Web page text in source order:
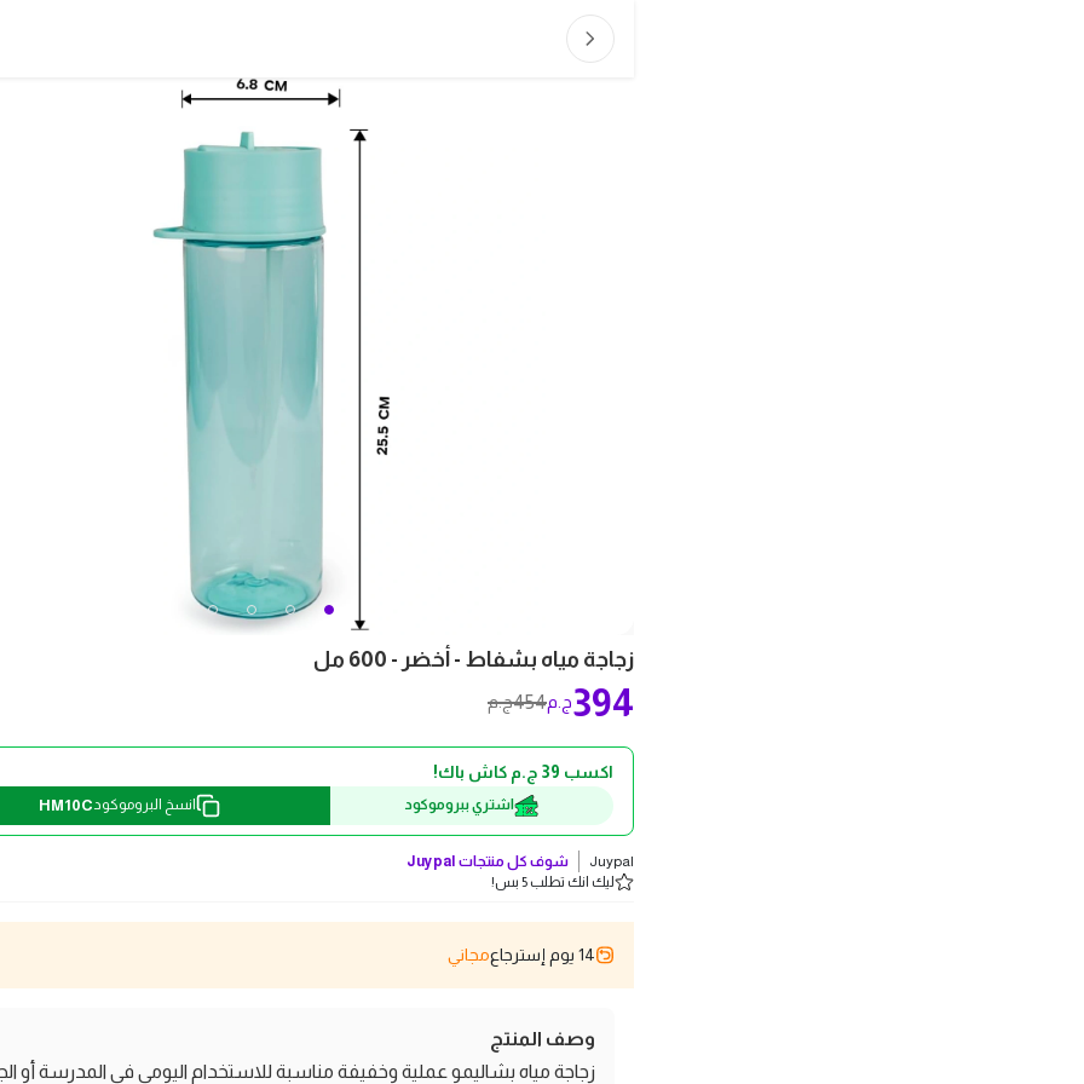
زجاجة مياه بشفاط - أخضر - 600 مل
454ج.م 394ج.م
اكسب 39 ج.م كاش باك!
اشتري ببروموكود انسخ البروموكودHM10C
Juypal شوف كل منتجات Juypal
ليك انك تطلب 5 بس!
14 يوم إسترجاع مجاني
وصف المنتج
زجاجة مياه بشاليمو عملية وخفيفة مناسبة للاستخدام اليومي في المدرسة أو